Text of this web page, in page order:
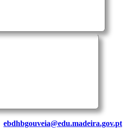
ebdhbgouveia@edu.madeira.gov.pt